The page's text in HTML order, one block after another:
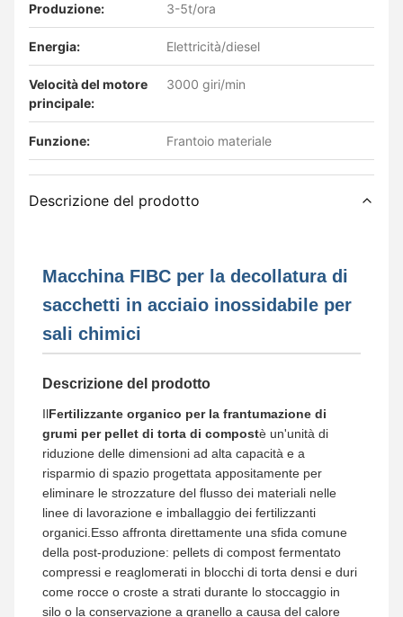
Produzione: 3-5t/ora
Energia: Elettricità/diesel
Velocità del motore
principale:
3000 giri/min
Funzione: Frantoio materiale
Descrizione del prodotto
Macchina FIBC per la decollatura di
sacchetti in acciaio inossidabile per
sali chimici
Descrizione del prodotto
IlFertilizzante organico per la frantumazione di
grumi per pellet di torta di compostè un'unità di
riduzione delle dimensioni ad alta capacità e a
risparmio di spazio progettata appositamente per
eliminare le strozzature del flusso dei materiali nelle
linee di lavorazione e imballaggio dei fertilizzanti
organici.Esso affronta direttamente una sfida comune
della post-produzione: pellets di compost fermentato
compressi e reaglomerati in blocchi di torta densi e duri
come rocce o croste a strati durante lo stoccaggio in
silo o la conservazione a granello a causa del calore